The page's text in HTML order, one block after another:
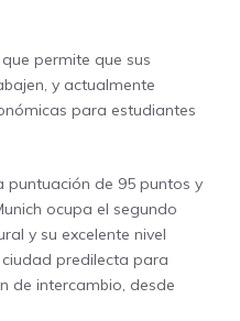
permite que sus
y actualmente
para estudiantes
puntuación de 95 puntos y
ocupa el segundo
y su excelente nivel
predilecta para
de intercambio, desde